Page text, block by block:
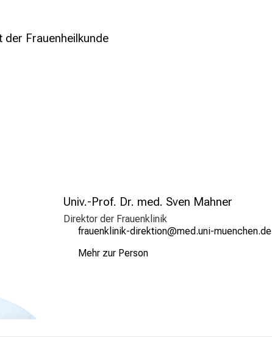
der Frauenheilkunde
Univ.-Prof. Dr. med. Sven Mahner
Direktor der Frauenklinik
wpgfiuoälulohmlpioblüu
vimefulhvfiuyziusmi
Mehr zur Person